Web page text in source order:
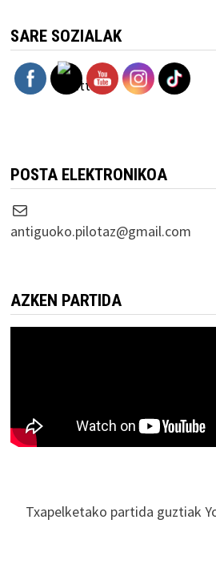
SARE SOZIALAK
POSTA ELEKTRONIKOA
Correo electrónico
antiguoko.pilotaz@gmail.com
AZKEN PARTIDA
Txapelketako partida guztiak